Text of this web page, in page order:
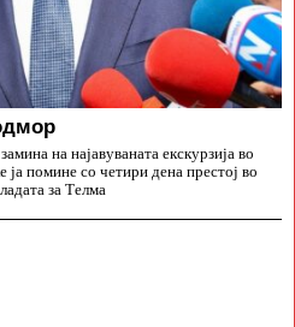
на најавуваната екскурзија во
ја помине со четири дена престој во
за Телма